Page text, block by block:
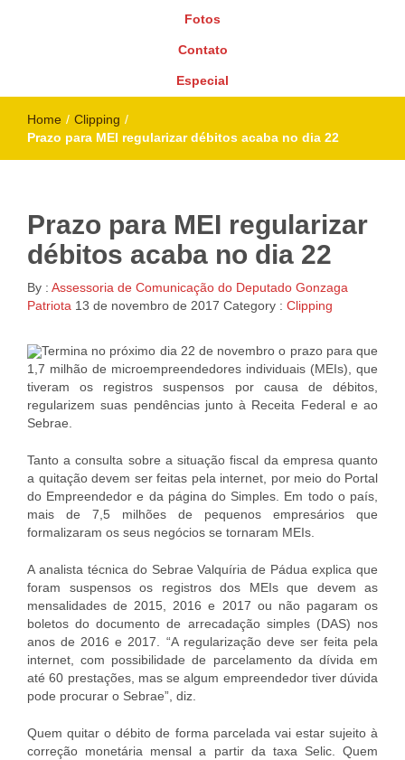
Fotos
Contato
Especial
Home / Clipping /
Prazo para MEI regularizar débitos acaba no dia 22
Prazo para MEI regularizar
débitos acaba no dia 22
By : Assessoria de Comunicação do Deputado Gonzaga
Patriota 13 de novembro de 2017 Category : Clipping
Termina no próximo dia 22 de novembro o prazo para que
1,7 milhão de microempreendedores individuais (MEIs), que
tiveram os registros suspensos por causa de débitos,
regularizem suas pendências junto à Receita Federal e ao
Sebrae.
Tanto a consulta sobre a situação fiscal da empresa quanto
a quitação devem ser feitas pela internet, por meio do Portal
do Empreendedor e da página do Simples. Em todo o país,
mais de 7,5 milhões de pequenos empresários que
formalizaram os seus negócios se tornaram MEIs.
A analista técnica do Sebrae Valquíria de Pádua explica que
foram suspensos os registros dos MEIs que devem as
mensalidades de 2015, 2016 e 2017 ou não pagaram os
boletos do documento de arrecadação simples (DAS) nos
anos de 2016 e 2017. “A regularização deve ser feita pela
internet, com possibilidade de parcelamento da dívida em
até 60 prestações, mas se algum empreendedor tiver dúvida
pode procurar o Sebrae”, diz.
Quem quitar o débito de forma parcelada vai estar sujeito à
correção monetária mensal a partir da taxa Selic. Quem